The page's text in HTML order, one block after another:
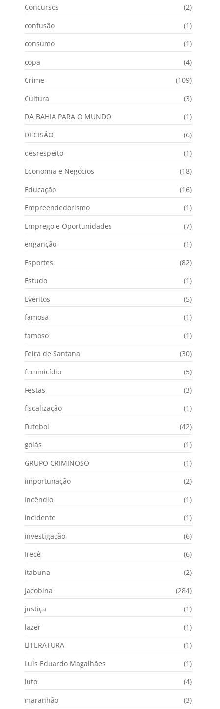
Concursos
(2)
confusão
(1)
consumo
(1)
copa
(4)
Crime
(109)
Cultura
(3)
DA BAHIA PARA O MUNDO
(1)
DECISÃO
(6)
desrespeito
(1)
Economia e Negócios
(18)
Educação
(16)
Empreendedorismo
(1)
Emprego e Oportunidades
(7)
enganção
(1)
Esportes
(82)
Estudo
(1)
Eventos
(5)
famosa
(1)
famoso
(1)
Feira de Santana
(30)
feminicídio
(5)
Festas
(3)
fiscalização
(1)
Futebol
(42)
goiás
(1)
GRUPO CRIMINOSO
(1)
importunação
(2)
Incêndio
(1)
incidente
(1)
investigação
(6)
Irecê
(6)
itabuna
(2)
Jacobina
(284)
justiça
(1)
lazer
(1)
LITERATURA
(1)
Luís Eduardo Magalhães
(1)
luto
(4)
maranhão
(3)